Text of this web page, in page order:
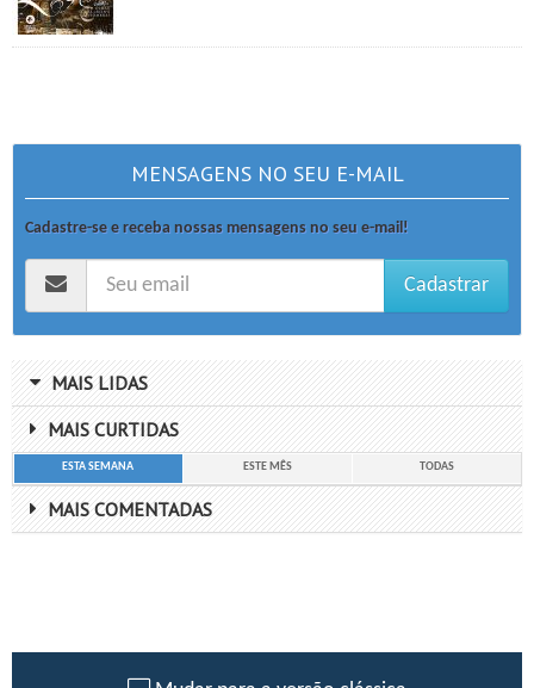
MENSAGENS NO SEU E-MAIL
Cadastre-se e receba nossas mensagens no seu e-mail!
Cadastrar
MAIS LIDAS
MAIS CURTIDAS
ESTA SEMANA ESTE MÊS TODAS
MAIS COMENTADAS